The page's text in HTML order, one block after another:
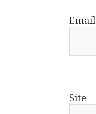
Email
Site